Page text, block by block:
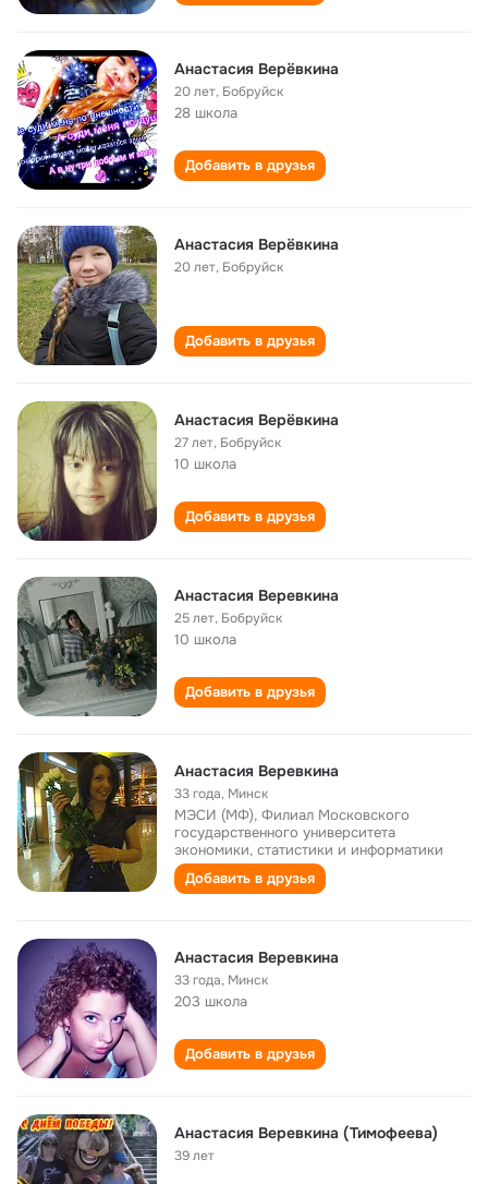
Анастасия Верёвкина
20 лет, Бобруйск
28 школа
Добавить в друзья
Анастасия Верёвкина
20 лет, Бобруйск
Добавить в друзья
Анастасия Верёвкина
27 лет, Бобруйск
10 школа
Добавить в друзья
Анастасия Веревкина
25 лет, Бобруйск
10 школа
Добавить в друзья
Анастасия Веревкина
33 года, Минск
МЭСИ (МФ), Филиал Московского
государственного университета
экономики, статистики и информатики
Добавить в друзья
Анастасия Веревкина
33 года, Минск
203 школа
Добавить в друзья
Анастасия Веревкина (Тимофеева)
39 лет